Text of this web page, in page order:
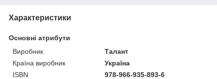
Характеристики
Основні атрибути
Виробник
Талант
Країна виробник
Україна
ISBN
978-966-935-893-6